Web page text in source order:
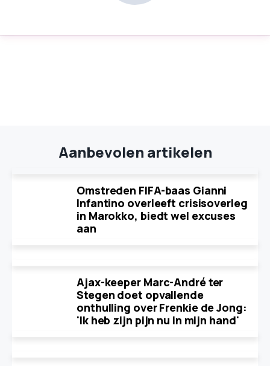
Aanbevolen artikelen
Omstreden FIFA-baas Gianni
Infantino overleeft crisisoverleg
in Marokko, biedt wel excuses
aan
Ajax-keeper Marc-André ter
Stegen doet opvallende
onthulling over Frenkie de Jong:
'Ik heb zijn pijn nu in mijn hand'